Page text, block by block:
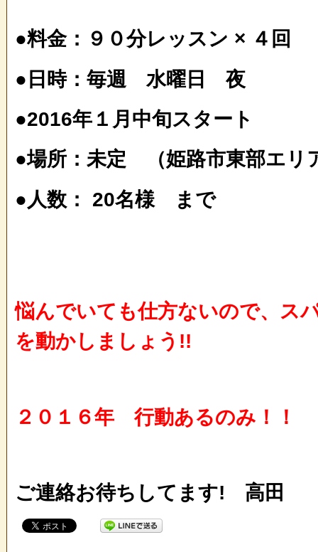
●料金：９０分レッスン × ４回
●日時：毎週 水曜日 夜
●2016年１月中旬スタート
●場所：未定 （姫路市東部エリ
●人数： 20名様 まで
悩んでいても仕方ないので、ス
を動かしましょう!!
２０１６年 行動あるのみ！！
ご連絡お待ちしてます! 高田